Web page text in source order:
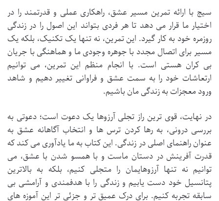
سیج با ارائه تمرین مسیر عشق، راهکاری عملی و قدرتمند را در
اختیار ما قرار می دهد تا هر فردی بتواند این اصول را در زندگی
روزمره خود به کار گیرد. این تمرین، نه تنها یک تکنیک، بلکه یک
مسیر برای اتصال مجدد با جوهره وجودی ما و هماهنگی با جریان
بی کران هستی است. با انجام منظم این تمرین، می توانیم
ارتعاشات خود را به سمت عشق و فراوانی تغییر دهیم و شاهد
ورود معجزات به زندگی مان باشیم.
در نهایت، قوی ترین راز تجلی آرزوها یک دعوت است؛ دعوتی به
بررسی درونی، به رها کردن ترس ها و انتخاب آگاهانه عشق به
عنوان راهنمای اصلی در زندگی. این کتاب به ما یادآوری می کند که
قدرت آفرینش در دستان ماست و با همسو شدن با عشق، می
توانیم نه تنها آرزوهایمان را متجلی کنیم، بلکه به بالاترین
پتانسیل خود دست یابیم و زندگی را با هدفمندی و آرامشی بی
سابقه تجربه کنیم. برای درک عمیق تر و جزئی تر این آموزه های